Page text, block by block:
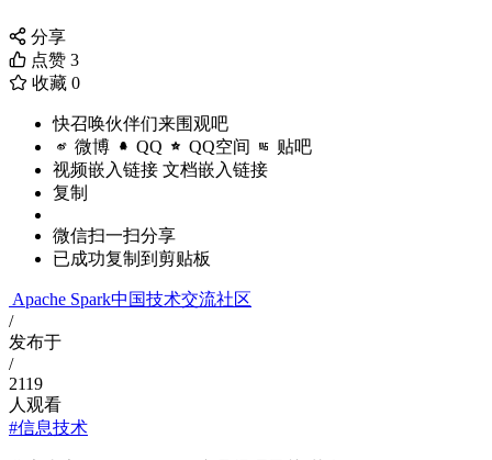
分享
点赞 3
收藏 0
快召唤伙伴们来围观吧
微博 QQ QQ空间 贴吧
视频嵌入链接 文档嵌入链接
复制
微信扫一扫分享
已成功复制到剪贴板
Apache Spark中国技术交流社区
/
发布于
/
2119
人观看
#信息技术